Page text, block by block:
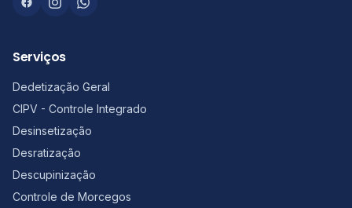
Serviços
Dedetização Geral
CIPV - Controle Integrado
Desinsetização
Desratização
Descupinização
Controle de Morcegos